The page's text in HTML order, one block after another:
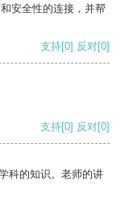
安全性的连接，并帮
支持[0] 反对[0]
支持[0] 反对[0]
科的知识。老师的讲